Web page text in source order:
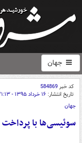
جهان
کد خبر584869
تاریخ انتشار: ۱۶ خرداد ۱۳۹۵ - ۲۱:۱۳
جهان
سوئیسی‌ها با